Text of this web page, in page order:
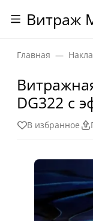
Витраж
Главная
DG322 с
В избранное